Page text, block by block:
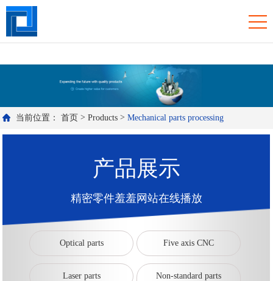
羞羞视频免费观看入口,羞羞网站在线播放,羞羞污视频APP下载,羞羞答答
国产精品WWW免费看
当前位置： 首页 >Products >Mechanical parts processing
产品展示
精密零件羞羞网站在线播放
Optical parts Five axis CNC
Laser parts Non-standard parts